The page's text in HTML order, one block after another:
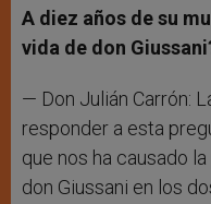
A diez años de su
vida de don
— Don Julián Carrón:
responder a esta
que nos ha causado
don Giussani en los